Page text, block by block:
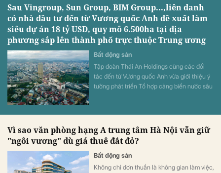
Sau Vingroup, Sun Group, BIM Group...,liên danh
có nhà đầu tư đến từ Vương quốc Anh đề xuất làm
siêu dự án 18 tỷ USD, quy mô 6.500ha tại địa
phương sắp lên thành phố trực thuộc Trung ương
Bất động sản
Tập đoàn Thái An Holdings cùng các đối
tác đến từ Vương quốc Anh vừa giới thiệu ý
tưởng phát triển Tổ hợp cảng biển nước sâu
Ninh.
Vì sao văn phòng hạng A trung tâm Hà Nội vẫn giữ
"ngôi vương" dù giá thuê đắt đỏ?
Bất động sản
Không chỉ đơn thuần là không gian làm việc,